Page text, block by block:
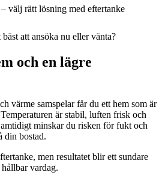
välj rätt lösning med eftertanke
att ansöka nu eller vänta?
och en lägre
värme samspelar får du ett hem som är
är stabil, luften frisk och
minskar du risken för fukt och
din bostad.
men resultatet blir ett sundare
vardag.